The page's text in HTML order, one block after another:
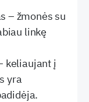
– žmonės su
linkę
keliaujant į
yra